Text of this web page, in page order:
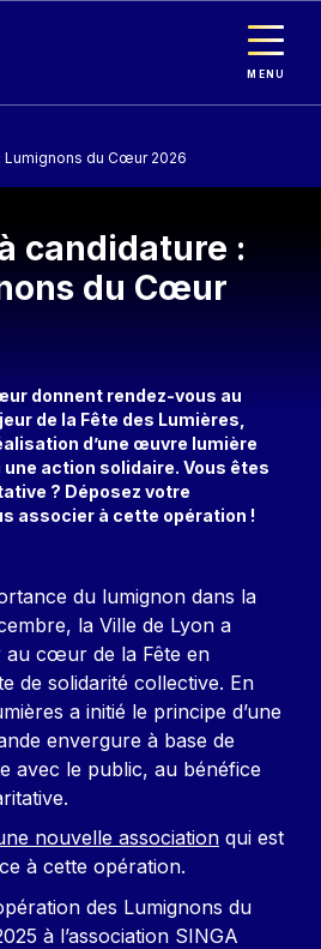
MENU
Lumignons du Cœur 2026
candidature :
du Cœur
donnent rendez-vous au
de la Fête des Lumières,
d’une œuvre lumière
action solidaire. Vous êtes
? Déposez votre
associer à cette opération !
du lumignon dans la
la Ville de Lyon a
au cœur de la Fête en
de solidarité collective. En
a initié le principe d’une
envergure à base de
avec le public, au bénéfice
nouvelle association qui est
à cette opération.
des Lumignons du
à l’association SINGA